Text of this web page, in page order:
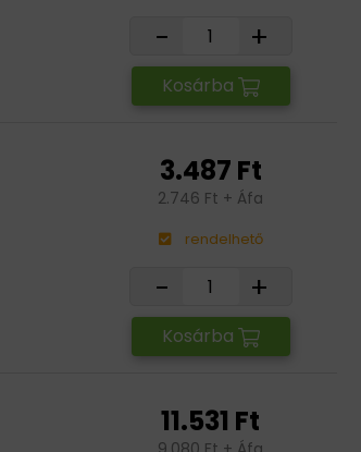
- +
Kosárba
3.487 Ft
2.746 Ft + Áfa
rendelhető
- +
Kosárba
11.531 Ft